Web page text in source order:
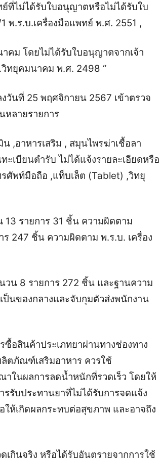
ย์ที่ไม่ได้รับใบอนุญาตหรือไม่ได้รับใบ
พ.ร.บ.เครื่องมือแพทย์ พ.ศ. 2551 ,
คม โดยไม่ได้รับใบอนุญาตจากเจ้า
ทยุคมนาคม พ.ศ. 2498 “
นที่ 25 พฤศจิกายน 2567 เข้าตรวจ
หลายรายการ
,อาหารเสริม , สมุนไพรฆ่าเชื้อลา
ะเบียนตำรับ ไม่ได้แจ้งรายละเอียดหรือ
ศัพท์มือถือ ,แท็บเล็ต (Tablet) ,วิทยุ
13 รายการ 31 ชิ้น ความผิดตาม
247 ชิ้น ความผิดตาม พ.ร.บ. เครื่อง
น 8 รายการ 272 ชิ้น และฐานความ
นของกลางและจับกุมตัวส่งพนักงาน
ซื้อสินค้าประเภทยาผ่านทางช่องทาง
ตภัณฑ์เสริมอาหาร ควรใช้
ในผลการลดน้ำหนักที่รวดเร็ว โดยให้
รรับประทานยาที่ไม่ได้รับการจดแจ้ง
ห้เกิดผลกระทบต่อสุขภาพ และอาจถึง
นจริง หรือได้รับอันตรายจากการใช้